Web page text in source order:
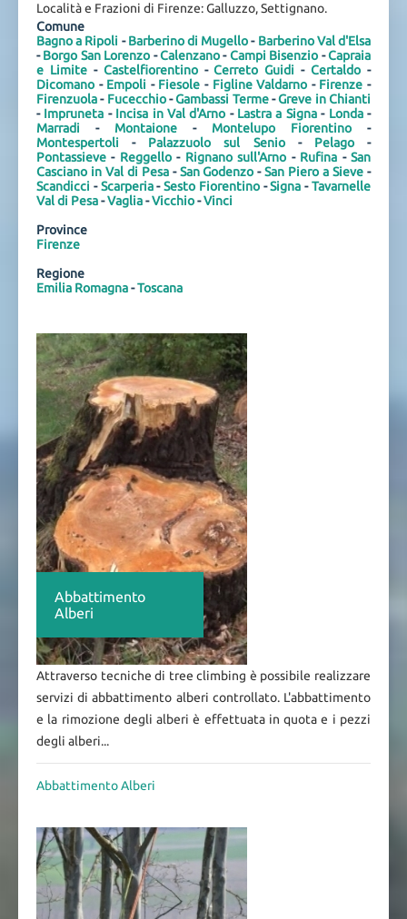
Località e Frazioni di Firenze: Galluzzo, Settignano.
Comune
Bagno a Ripoli -Barberino di Mugello- Barberino Val d'Elsa
-Borgo San Lorenzo -Calenzano-Campi Bisenzio -Capraia
e Limite- Castelfiorentino-Cerreto Guidi -Certaldo -
Dicomano - Empoli - Fiesole - Figline Valdarno - Firenze -
Firenzuola- Fucecchio-Gambassi Terme-Greve in Chianti
- Impruneta - Incisa in Val d'Arno - Lastra a Signa- Londa-
Marradi - Montaione - Montelupo Fiorentino -
Montespertoli - Palazzuolo sul Senio- Pelago-
Pontassieve - Reggello- Rignano sull'Arno - Rufina -San
Casciano in Val di Pesa-San Godenzo -San Piero a Sieve -
Scandicci -Scarperia-Sesto Fiorentino-Signa -Tavarnelle
Val di Pesa-Vaglia-Vicchio-Vinci
Province
Firenze
Regione
Emilia Romagna-Toscana
Abbattimento
Alberi
Attraverso tecniche di tree climbing è possibile realizzare
servizi di abbattimento alberi controllato. L'abbattimento
e la rimozione degli alberi è effettuata in quota e i pezzi
degli alberi...
Abbattimento Alberi